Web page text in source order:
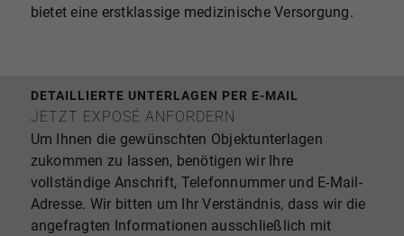
bietet eine erstklassige medizinische Versorgung.
DETAILLIERTE UNTERLAGEN PER E-MAIL
JETZT EXPOSÉ ANFORDERN
Um Ihnen die gewünschten Objektunterlagen
zukommen zu lassen, benötigen wir Ihre
vollständige Anschrift, Telefonnummer und E-Mail-
Adresse. Wir bitten um Ihr Verständnis, dass wir die
angefragten Informationen ausschließlich mit